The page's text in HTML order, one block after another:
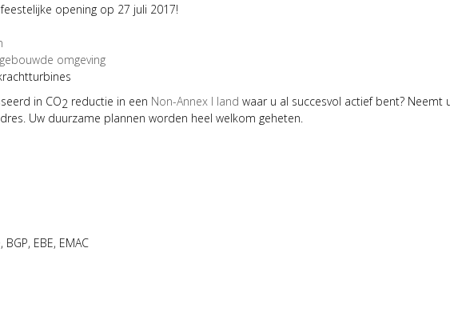
opening op 27 juli 2017!
omgeving
in CO2 reductie in een Non-Annex I land waar u al succesvol actief bent?
Uw duurzame plannen worden heel welkom geheten.
EBE, EMAC